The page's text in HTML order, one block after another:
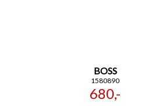
BOSS
1580890
680,-